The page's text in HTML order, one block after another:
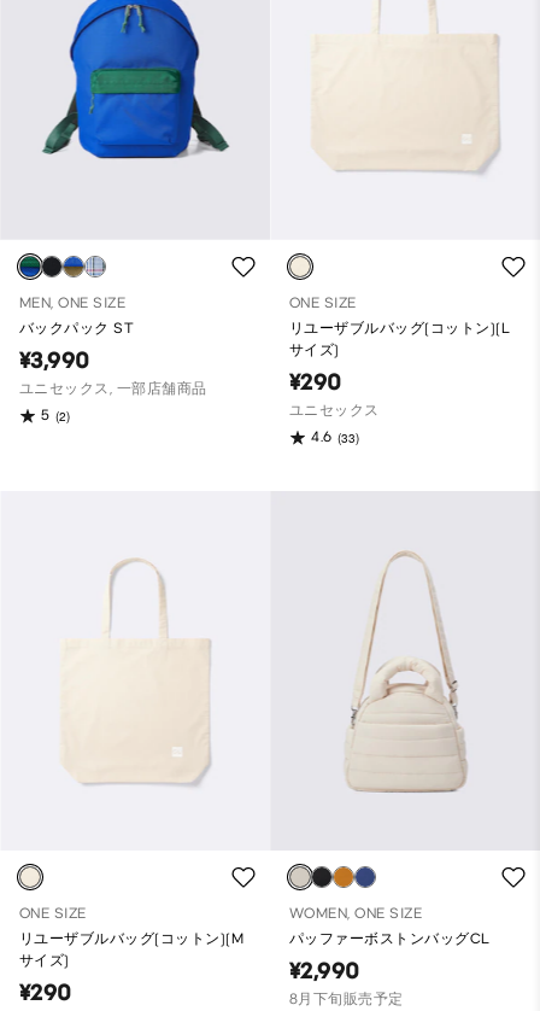
MEN, ONE SIZE
バックパック ST
¥3,990
ユニセックス, 一部店舗商品
5 (2)
ONE SIZE
リユーザブルバッグ(コットン)(L
サイズ)
¥290
ユニセックス
4.6 (33)
ONE SIZE
リユーザブルバッグ(コットン)(M
サイズ)
¥290
WOMEN, ONE SIZE
パッファーボストンバッグCL
¥2,990
8月下旬販売予定